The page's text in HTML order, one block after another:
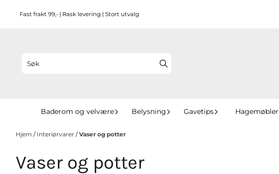
Fast frakt 99,- | Rask levering | Stort utvalg
Baderom og velvære Belysning Gavetips Hagemøbler
Hjem / Interiørvarer /Vaser og potter
Vaser og potter